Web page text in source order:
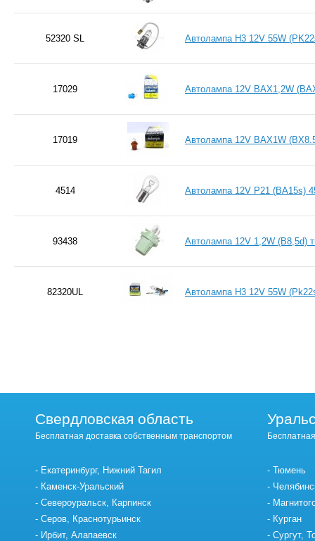
52320 SL Автолампа H3 12V 55W
17029 Автолампа 12V BAX1,2W
17019 Автолампа 12V BAX1W
4514 Автолампа 12V P21 (BA15s)
93438 Автолампа 12V 1,2W (B8,5d)
82320UL Автолампа H3 12V 55W
Свердловская область
Бесплатная доставка собственным транспортом
Екатеринбург, Нижний Тагил
Каменск-Уральский
Североуральск, Карпинск
Серов, Краснотурьинск
Ирбит, Алапаевск
Тюмень
Курган
Сургут,